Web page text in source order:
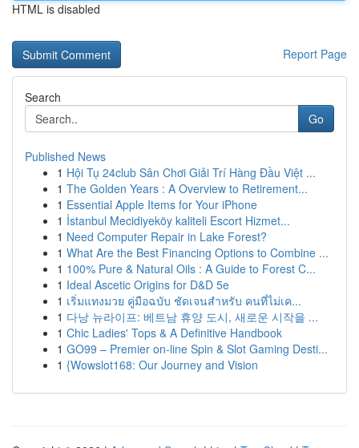
HTML is disabled
Report Page
Search
Go
Published News
1 Hội Tụ 24club Sân Chơi Giải Trí Hàng Đầu Việt ...
1 The Golden Years : A Overview to Retirement...
1 Essential Apple Items for Your iPhone
1 İstanbul Mecidiyeköy kaliteli Escort Hizmet...
1 Need Computer Repair in Lake Forest?
1 What Are the Best Financing Options to Combine ...
1 100% Pure & Natural Oils : A Guide to Forest C...
1 Ideal Ascetic Origins for D&D 5e
1 เริ่มแทงมวย คู่มือฉบับ ชัดเจนสำหรับ คนที่ไม่เค...
1 다낭 뉴라이프: 베트남 휴양 도시, 새로운 시작을 ...
1 Chic Ladies' Tops & A Definitive Handbook
1 GO99 – Premier on-line Spin & Slot Gaming Desti...
1 {Wowslot168: Our Journey and Vision